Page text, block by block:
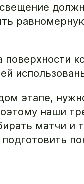
этапе,
наши
матчи и